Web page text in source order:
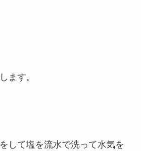
ます。
して塩を流水で洗って水気を